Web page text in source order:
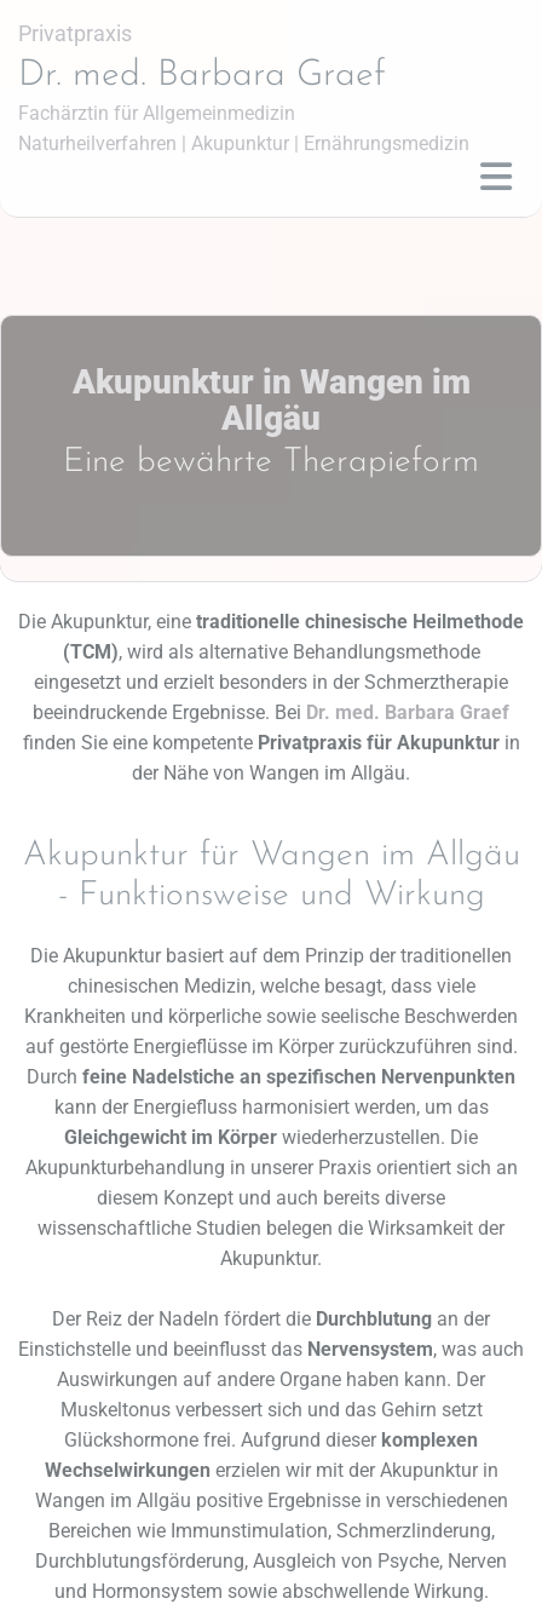
Privatpraxis
Dr. med. Barbara Graef
Fachärztin für Allgemeinmedizin
Naturheilverfahren | Akupunktur | Ernährungsmedizin
Akupunktur in Wangen im
Allgäu
Eine bewährte Therapieform
Die Akupunktur, eine traditionelle chinesische Heilmethode
(TCM), wird als alternative Behandlungsmethode
eingesetzt und erzielt besonders in der Schmerztherapie
beeindruckende Ergebnisse. Bei Dr. med. Barbara Graef
finden Sie eine kompetente Privatpraxis für Akupunkturin
der Nähe von Wangen im Allgäu.
Akupunktur für Wangen im Allgäu
- Funktionsweise und Wirkung
Die Akupunktur basiert auf dem Prinzip der traditionellen
chinesischen Medizin, welche besagt, dass viele
Krankheiten und körperliche sowie seelische Beschwerden
auf gestörte Energieflüsse im Körper zurückzuführen sind.
Durch feine Nadelstiche an spezifischen Nervenpunkten
kann der Energiefluss harmonisiert werden, um das
Gleichgewicht im Körper wiederherzustellen. Die
Akupunkturbehandlung in unserer Praxis orientiert sich an
diesem Konzept und auch bereits diverse
wissenschaftliche Studien belegen die Wirksamkeit der
Akupunktur.
Der Reiz der Nadeln fördert die Durchblutung an der
Einstichstelle und beeinflusst das Nervensystem, was auch
Auswirkungen auf andere Organe haben kann. Der
Muskeltonus verbessert sich und das Gehirn setzt
Glückshormone frei. Aufgrund dieser komplexen
Wechselwirkungen erzielen wir mit der Akupunktur in
Wangen im Allgäu positive Ergebnisse in verschiedenen
Bereichen wie Immunstimulation, Schmerzlinderung,
Durchblutungsförderung, Ausgleich von Psyche, Nerven
und Hormonsystem sowie abschwellende Wirkung.